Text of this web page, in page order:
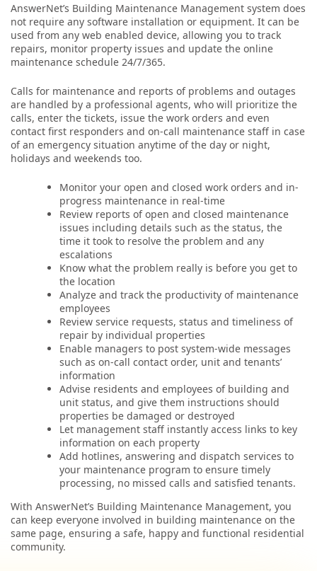
AnswerNet’s Building Maintenance Management system does
not require any software installation or equipment. It can be
used from any web enabled device, allowing you to track
repairs, monitor property issues and update the online
maintenance schedule 24/7/365.
Calls for maintenance and reports of problems and outages
are handled by a professional agents, who will prioritize the
calls, enter the tickets, issue the work orders and even
contact first responders and on-call maintenance staff in case
of an emergency situation anytime of the day or night,
holidays and weekends too.
Monitor your open and closed work orders and in-
progress maintenance in real-time
Review reports of open and closed maintenance
issues including details such as the status, the
time it took to resolve the problem and any
escalations
Know what the problem really is before you get to
the location
Analyze and track the productivity of maintenance
employees
Review service requests, status and timeliness of
repair by individual properties
Enable managers to post system-wide messages
such as on-call contact order, unit and tenants’
information
Advise residents and employees of building and
unit status, and give them instructions should
properties be damaged or destroyed
Let management staff instantly access links to key
information on each property
Add hotlines, answering and dispatch services to
your maintenance program to ensure timely
processing, no missed calls and satisfied tenants.
With AnswerNet’s Building Maintenance Management, you
can keep everyone involved in building maintenance on the
same page, ensuring a safe, happy and functional residential
community.